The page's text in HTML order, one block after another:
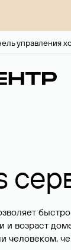
управления
и возраст
человеком,